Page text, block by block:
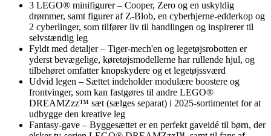
3 LEGO® minifigurer – Cooper, Zero og en uskyldig
drømmer, samt figurer af Z-Blob, en cyberhjerne-edderkop og
2 cyberlinger, som tilfører liv til handlingen og inspirerer til
selvstændig leg
Fyldt med detaljer – Tiger-mech'en og legetøjsrobotten er
yderst bevægelige, køretøjsmodellerne har rullende hjul, og
tilbehøret omfatter knopskydere og et legetøjssværd
Udvid legen – Sættet indeholder modulære boostere og
frontvinger, som kan fastgøres til andre LEGO®
DREAMZzz™ sæt (sælges separat) i 2025-sortimentet for at
udbygge den kreative leg
Fantasy-gave – Byggesættet er en perfekt gaveidé til børn, der